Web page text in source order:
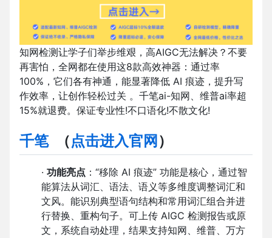
知网检测让学子们举步维艰，高AIGC无法解决？不要
再害怕，全网都在使用这8款高效神器：通过率
100%，它们各有神通，能显著降低 AI 痕迹，提升写
作效率，让创作轻松过关 。千笔ai-知网、维普ai率超
15%就退费。保证专业性!不口语化!不散文化!
千笔（点击进入官网 ）
· 功能亮点 ：“移除 AI 痕迹” 功能是核心，通过智
能算法从词汇、语法、语义等多维度调整词汇和
文风。能识别典型语句结构和常用词汇组合并进
行替换、重构句子。可上传 AIGC 检测报告或原
文，系统自动处理，结果支持知网、维普、万方